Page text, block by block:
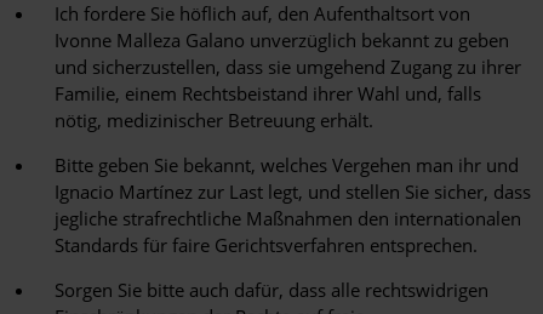
Ich fordere Sie höflich auf, den Aufenthaltsort von
Ivonne Malleza Galano unverzüglich bekannt zu geben
und sicherzustellen, dass sie umgehend Zugang zu ihrer
Familie, einem Rechtsbeistand ihrer Wahl und, falls
nötig, medizinischer Betreuung erhält.
Bitte geben Sie bekannt, welches Vergehen man ihr und
Ignacio Martínez zur Last legt, und stellen Sie sicher, dass
jegliche strafrechtliche Maßnahmen den internationalen
Standards für faire Gerichtsverfahren entsprechen.
Sorgen Sie bitte auch dafür, dass alle rechtswidrigen